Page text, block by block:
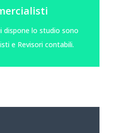
dispone lo studio sono
e Revisori contabili.